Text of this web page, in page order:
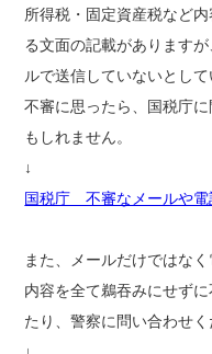
所得税・固定資産税など
る文面の記載があります
ルで送信していないとし
不審に思ったら、国税庁
もしれません。
↓
国税庁 不審なメールや電
また、メールだけではな
内容を全て鵜吞みにせず
たり、警察に問い合わせく